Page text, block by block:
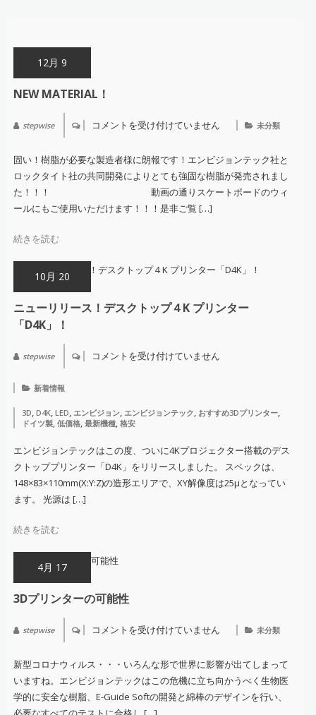
12月 9
NEW MATERIAL！
stepwise
NEW
は
コメントを受け付けていません 未分類
固い！樹脂が必要な製造者様に朗報です！エンビジョンテック社と
ロックタイト社の共同開発によりとても強固な樹脂が発売されまし
た！！！ 動画の通りスケートボードのウィ
ールにもご使用いただけます！！！是非ご覧 […]
続きを読む
10月 20
ニューリリース！デスクトップ４K プリンター
「D4K」！
stepwise
ニ
ー
ス！
ス
ク
ト
ッ
プ
ー
コメントを受け付けていません
新着情報
3D, D4K, LED, エンビジョン, エンビジョンテック, おすすめ3Dプリンター,
ドイツ製, 低価格, 最新機種, 格安
エンビジョンテックはこの度、ついに4Kプロジェクター搭載のデス
クトッププリンター「D4K」をリリースしました。 スペックは、
148×83×110mm(X:Y:Z)の造形エリアで、XY解像度は25μとなってい
ます。 光源は […]
続きを読む
4月 17
3Dプリンターの可能性
stepwise
3D
ン
タ
の
可
コメントを受け付けていません 未分類
新型コロナウィルス・・・いろんな形で世界に影響が出てしまって
いますね。エンビジョンテックはこの危機に立ち向かうべく生物医
学的に安全な樹脂、E-Guide Softの開発と綿棒のデザインを行い、